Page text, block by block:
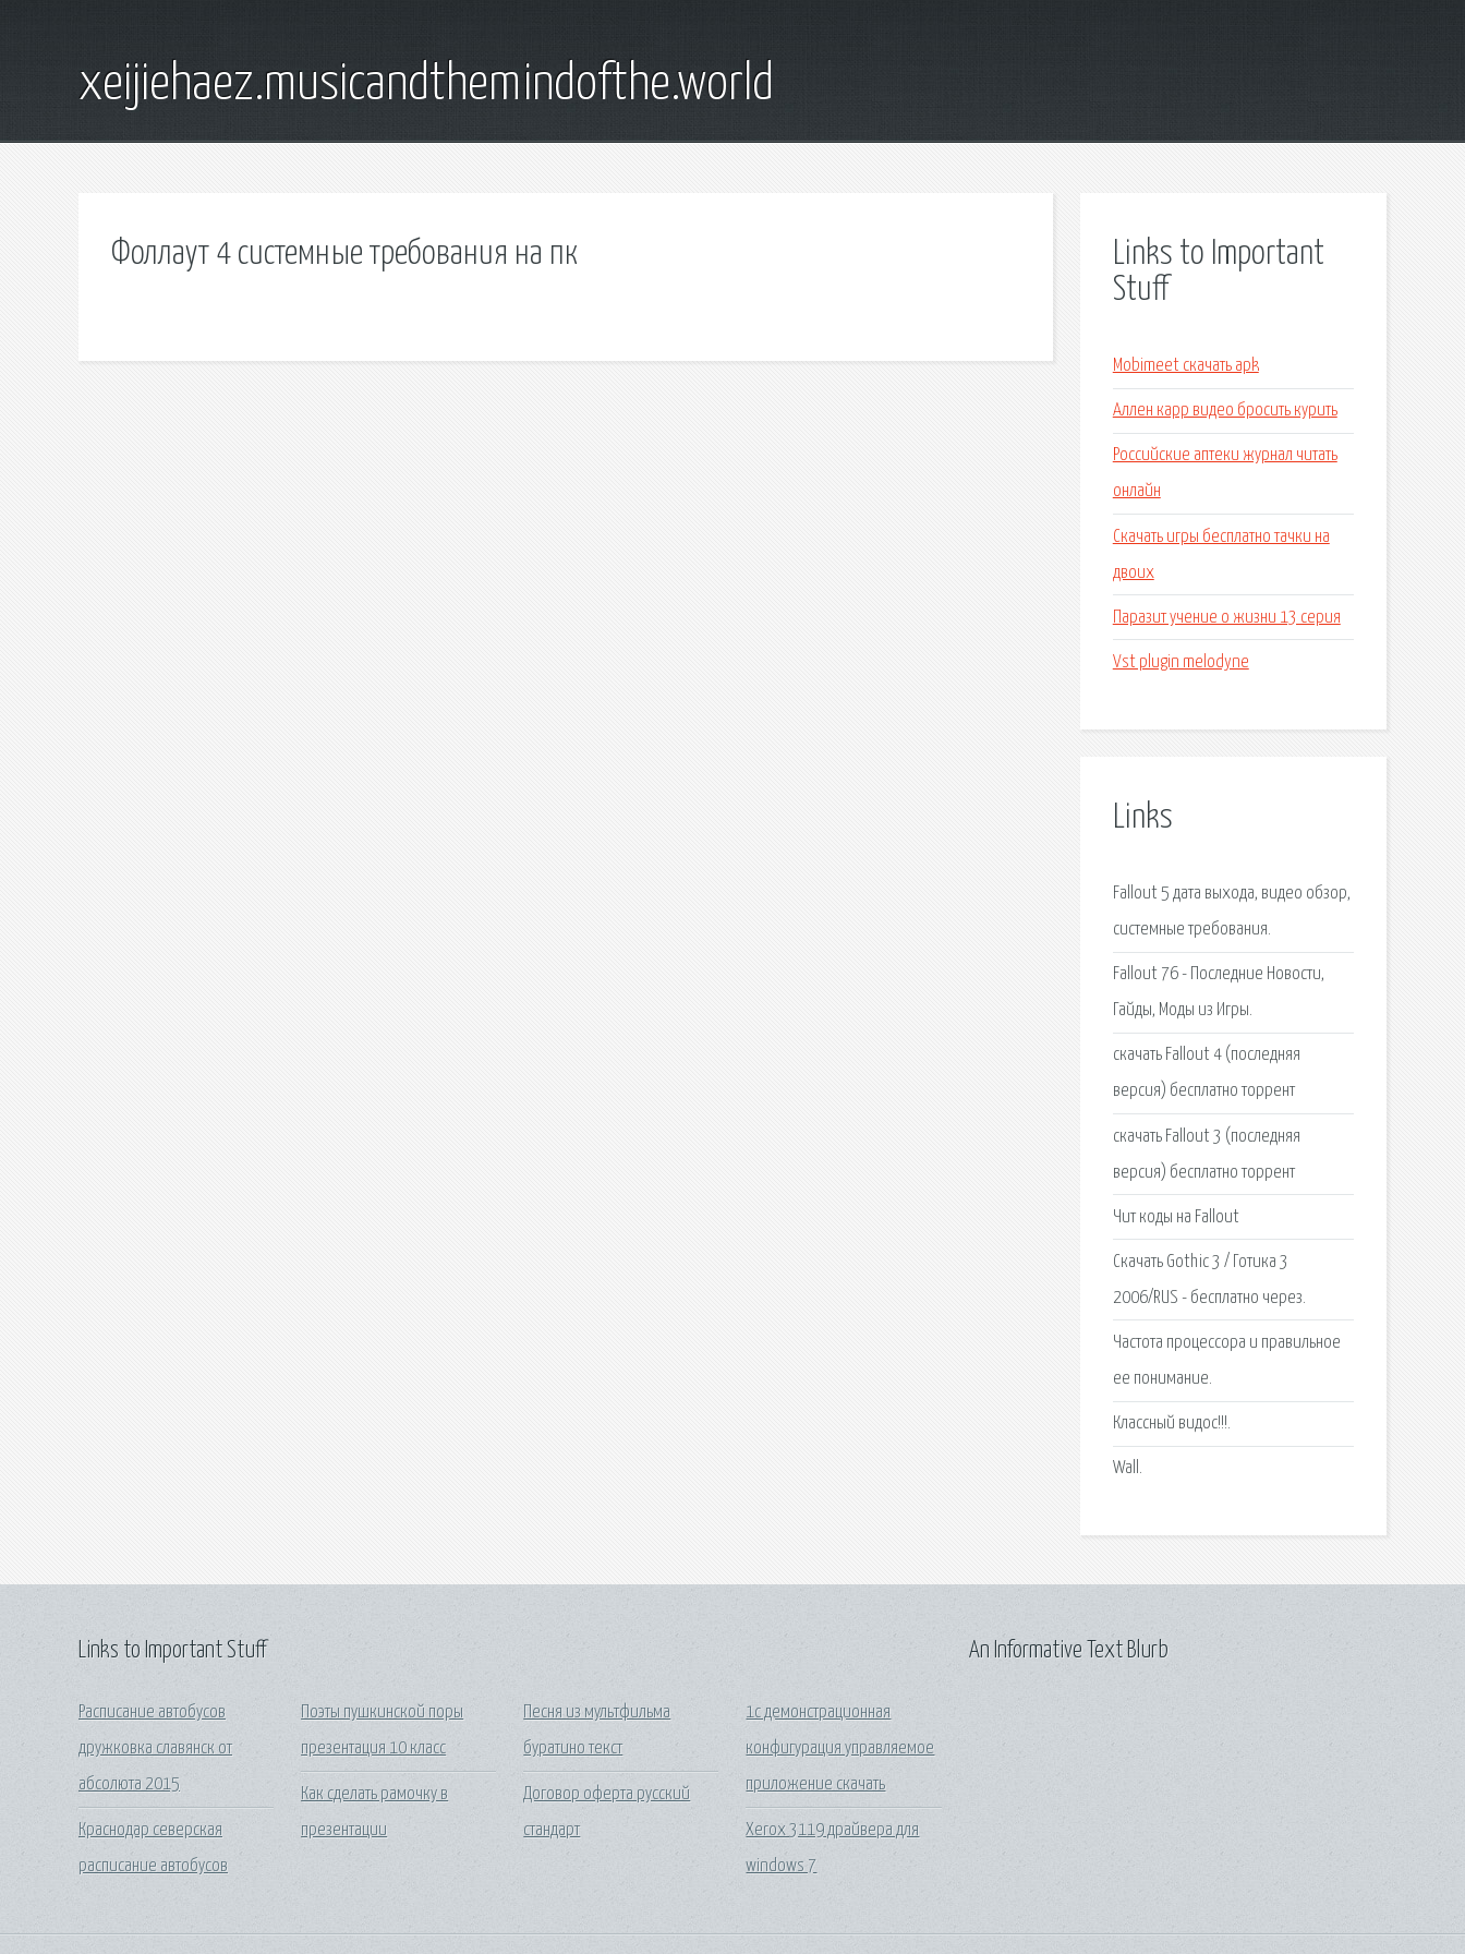
xeijiehaez.musicandthemindofthe.world
Фоллаут 4 системные требования на пк
Links to Important
Stuff
Mobimeet скачать apk
Аллен карр видео бросить курить
Российские аптеки журнал читать
онлайн
Скачать игры бесплатно тачки на
двоих
Паразит учение о жизни 13 серия
Vst plugin melodyne
Links
Fallout 5 дата выхода, видео обзор,
системные требования.
Fallout 76 - Последние Новости,
Гайды, Моды из Игры.
скачать Fallout 4 (последняя
версия) бесплатно торрент
скачать Fallout 3 (последняя
версия) бесплатно торрент
Чит коды на Fallout
Скачать Gothic 3 / Готика 3
2006/RUS - бесплатно через.
Частота процессора и правильное
ее понимание.
Классный видос!!!.
Wall.
Links to Important Stuff
Расписание автобусов
дружковка славянск от
абсолюта 2015
Краснодар северская
расписание автобусов
Поэты пушкинской поры
презентация 10 класс
Как сделать рамочку в
презентации
Песня из мультфильма
буратино текст
Договор оферта русский
стандарт
1с демонстрационная
конфигурация управляемое
приложение скачать
Xerox 3119 драйвера для
windows 7
An Informative Text Blurb